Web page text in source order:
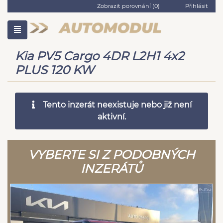
Zobrazit porovnání (0) Přihlásit
Kia PV5 Cargo 4DR L2H1 4x2
PLUS 120 KW
Tento inzerát neexistuje nebo již není
aktivní.
VYBERTE SI Z PODOBNÝCH
INZERÁTŮ